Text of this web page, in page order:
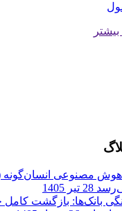
28 تیر 1405
بانک‌ها: بازگشت کامل